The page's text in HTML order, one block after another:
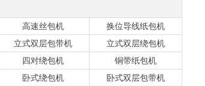
高速丝包机
换位导线纸包机
立式双层包带机
立式双层绕包机
四对绕包机
铜带纸包机
卧式绕包机
卧式双层包带机